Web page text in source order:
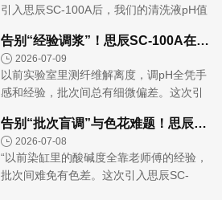
引入思辰SC-100A后，我们的清洗液pH值
了从‘经验依赖’到‘精准智造’的跨越，为提
升芯片良率提供了...
告别“经验调浆”！思辰SC-100A在山东造纸名企实验室交出“满分答卷”
2026-07-09
以前实验室里测纤维解离度，调pH全凭手
感和经验，批次间总有细微偏差。这次引
精准复刻，研发数据的可靠性有了质的飞
跃！”——山东某造纸企...
告别“批次盲调”与色花难题！思辰SC-200A Max助力浙江印染名企实现色彩“精准复刻”
2026-07-08
“以前染缸里的酸碱度全靠老师傅的经验，
批次间难免有色差。这次引入思辰SC-